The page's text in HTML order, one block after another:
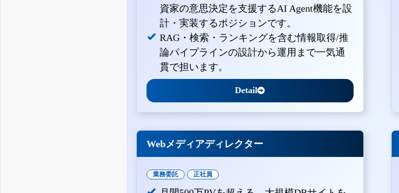
資家の意思決定を支援するAI Agent機能を設
計・実装するポジションです。
RAG・検索・ランキングを含む情報取得/推
論パイプラインの設計から運用まで一気通
貫で担います。
Detail
Webメディアディレクター
業務委託 正社員